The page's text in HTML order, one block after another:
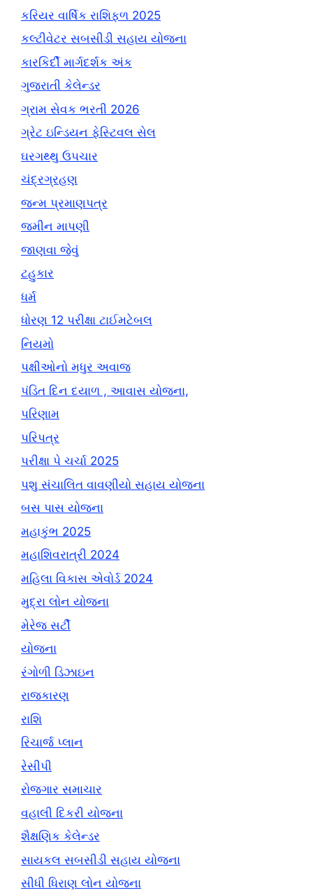
કરિયર વાર્ષિક રાશિફળ 2025
કલ્ટીવેટર સબસીડી સહાય યોજના
કારકિર્દી માર્ગદર્શક અંક
ગુજરાતી કેલેન્ડર
ગ્રામ સેવક ભરતી 2026
ગ્રેટ ઇન્ડિયન ફેસ્ટિવલ સેલ
ઘરગથ્થુ ઉપચાર
ચંદ્રગ્રહણ
જન્મ પ્રમાણપત્ર
જમીન માપણી
જાણવા જેવું
ટહુકાર
ધર્મ
ધોરણ 12 પરીક્ષા ટાઈમટેબલ
નિયમો
પક્ષીઓનો મધુર અવાજ
પંડિત દિન દયાળ , આવાસ યોજના,
પરિણામ
પરિપત્ર
પરીક્ષા પે ચર્ચા 2025
પશુ સંચાલિત વાવણીયો સહાય યોજના
બસ પાસ યોજના
મહાકુંભ 2025
મહાશિવરાત્રી 2024
મહિલા વિકાસ એવોર્ડ 2024
મુદ્રા લોન યોજના
મેરેજ સર્ટી
યોજના
રંગોળી ડિઝાઇન
રાજકારણ
રાશિ
રિચાર્જ પ્લાન
રેસીપી
રોજગાર સમાચાર
વહાલી દિકરી યોજના
શૈક્ષણિક કેલેન્ડર
સાયકલ સબસીડી સહાય યોજના
સીધી ધિરાણ લોન યોજના